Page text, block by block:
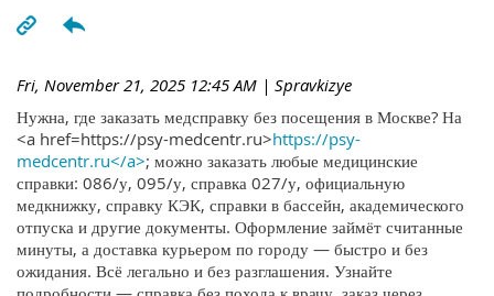
Fri, November 21, 2025 12:45 AM | Spravkizye
Нужна, где заказать медсправку без посещения в Москве? На
<a href=https://psy-medcentr.ru>https://psy-
medcentr.ru</a>; можно заказать любые медицинские
справки: 086/у, 095/у, справка 027/у, официальную
медкнижку, справку КЭК, справки в бассейн, академического
отпуска и другие документы. Оформление займёт считанные
минуты, а доставка курьером по городу — быстро и без
ожидания. Всё легально и без разглашения. Узнайте